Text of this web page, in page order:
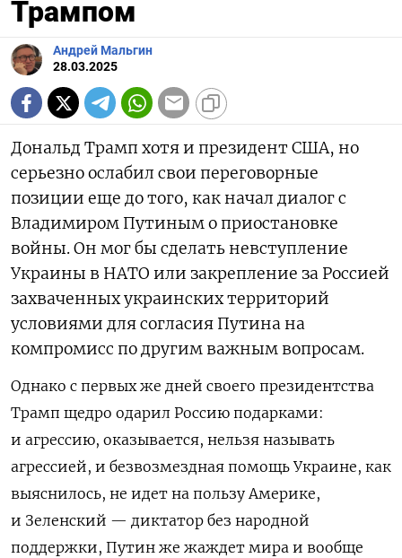
Трампом
Андрей Мальгин
28.03.2025
Дональд Трамп хотя и президент США, но
серьезно ослабил свои переговорные
позиции еще до того, как начал диалог с
Владимиром Путиным о приостановке
войны. Он мог бы сделать невступление
Украины в НАТО или закрепление за Россией
захваченных украинских территорий
условиями для согласия Путина на
компромисс по другим важным вопросам.
Однако с первых же дней своего президентства
Трамп щедро одарил Россию подарками:
и агрессию, оказывается, нельзя называть
агрессией, и безвозмездная помощь Украине, как
выяснилось, не идет на пользу Америке,
и Зеленский — диктатор без народной
поддержки, Путин же жаждет мира и вообще